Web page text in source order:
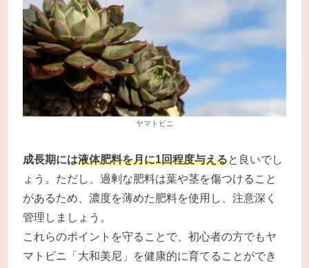
ヤマトビニ
成長期には液体肥料を月に1回程度与えると良いでし
ょう。ただし、過剰な肥料は葉や茎を傷つけること
があるため、濃度を薄めた肥料を使用し、注意深く
管理しましょう。
これらのポイントを守ることで、初心者の方でもヤ
マトビニ「大和美尼」を健康的に育てることができ